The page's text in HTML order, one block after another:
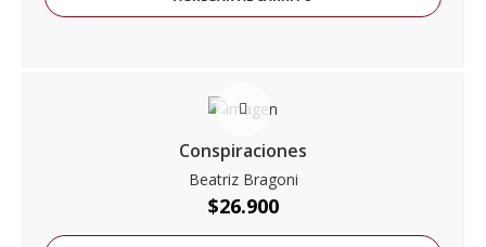
Conspiraciones
Beatriz Bragoni
$26.900